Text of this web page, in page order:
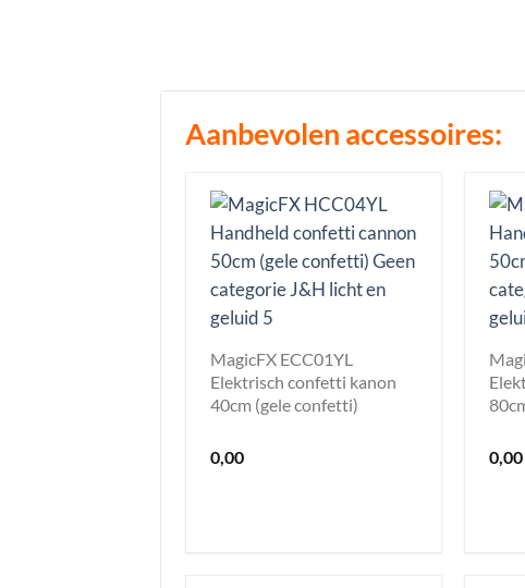
Aanbevolen accessoires:
MagicFX ECC01YL
Elektrisch confetti kanon
40cm (gele confetti)
0,00 0,00